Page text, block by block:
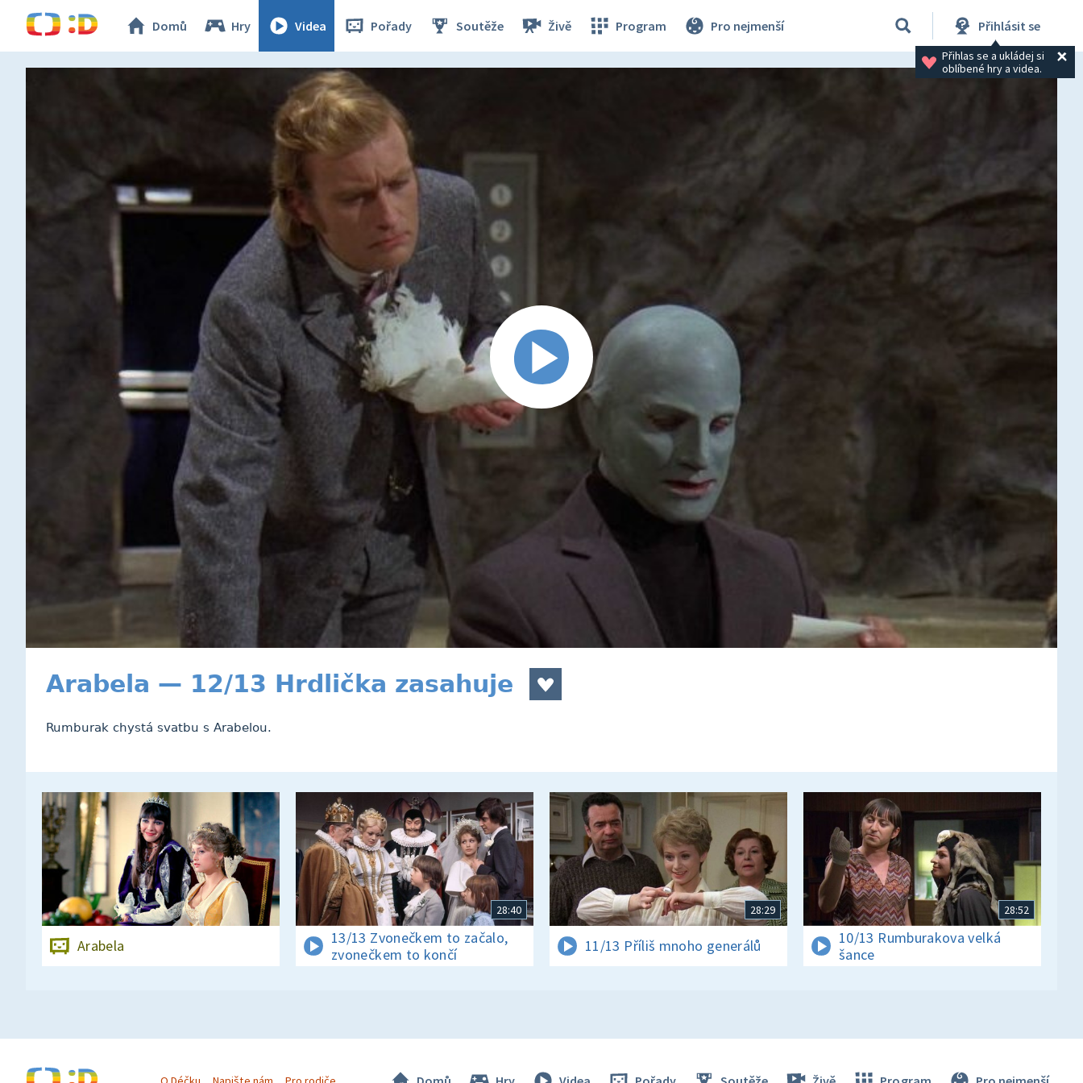
Domů Hry Videa Pořady Soutěže Živě Program Pro nejmenší Přihlásit se
Přihlas se a ukládej si
oblíbené hry a videa.
Arabela — 12/13 Hrdlička zasahuje
Rumburak chystá svatbu s Arabelou.
Arabela
28:40
13/13 Zvonečkem to začalo,
zvonečkem to končí
28:29
11/13 Příliš mnoho generálů
28:52
10/13 Rumburakova velká
šance